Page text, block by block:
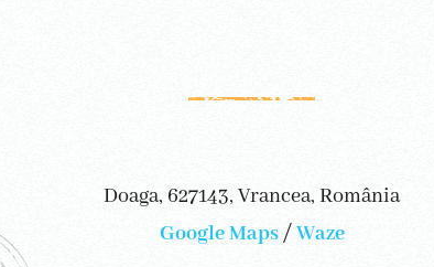
Doaga, 627143, Vrancea, România
Google Maps/Waze